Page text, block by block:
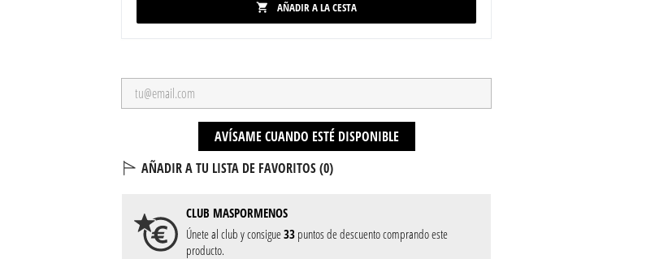
 AÑADIR A LA CESTA
AVÍSAME CUANDO ESTÉ DISPONIBLE
AÑADIR A TU LISTA DE FAVORITOS (0)
CLUB MASPORMENOS
Únete al club y consigue33puntos de descuento comprando este
producto.